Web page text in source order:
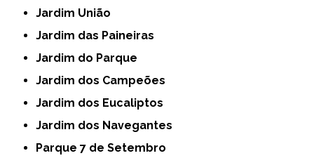
Jardim União
Jardim das Paineiras
Jardim do Parque
Jardim dos Campeões
Jardim dos Eucaliptos
Jardim dos Navegantes
Parque 7 de Setembro